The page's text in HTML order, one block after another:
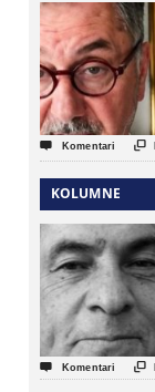
 Komentari 
KOLUMNE
 Komentari 